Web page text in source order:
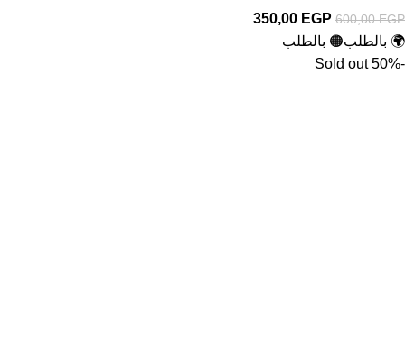
600,00EGP
350,00 EGP
🌍 بالطلب🟠 بالطلب
-50%
Sold out